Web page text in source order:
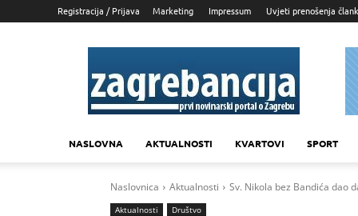
Registracija / Prijava Marketing Impressum Uvjeti prenošenja
Zagrebancija
NASLOVNA AKTUALNOSTI KVARTOVI SPORT
Naslovnica Aktualnosti Sv. Nikola bez Bandića dao
Aktualnosti Društvo